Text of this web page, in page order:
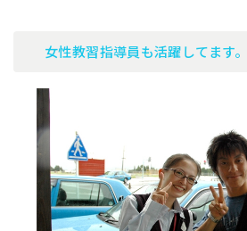
女性教習指導員も活躍してます。